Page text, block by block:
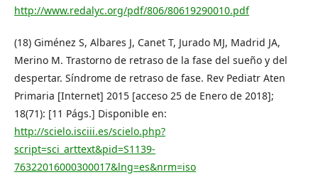
http://www.redalyc.org/pdf/806/80619290010.pdf
(18) Giménez S, Albares J, Canet T, Jurado MJ, Madrid JA,
Merino M. Trastorno de retraso de la fase del sueño y del
despertar. Síndrome de retraso de fase. Rev Pediatr Aten
Primaria [Internet] 2015 [acceso 25 de Enero de 2018];
18(71): [11 Págs.] Disponible en:
http://scielo.isciii.es/scielo.php?
script=sci_arttext&pid=S1139-
76322016000300017&lng=es&nrm=iso